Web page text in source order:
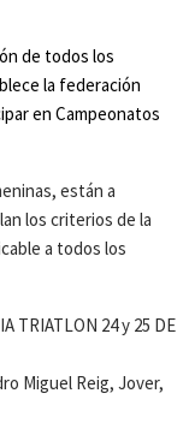
de todos los
la federación
en Campeonatos
están a
los criterios de la
a todos los
TRIATLON 24 y 25 DE
Miguel Reig, Jover,